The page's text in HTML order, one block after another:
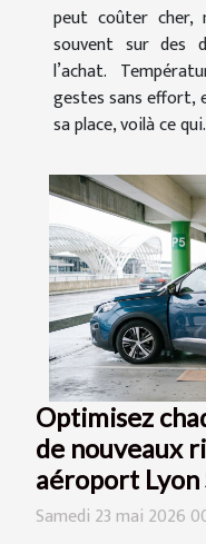
peut coûter cher,
souvent sur des
l’achat.
gestes sans
sa place, voilà ce
Optimisez
de nouveaux
aéroport Lyon
Samedi 23 mai 2026